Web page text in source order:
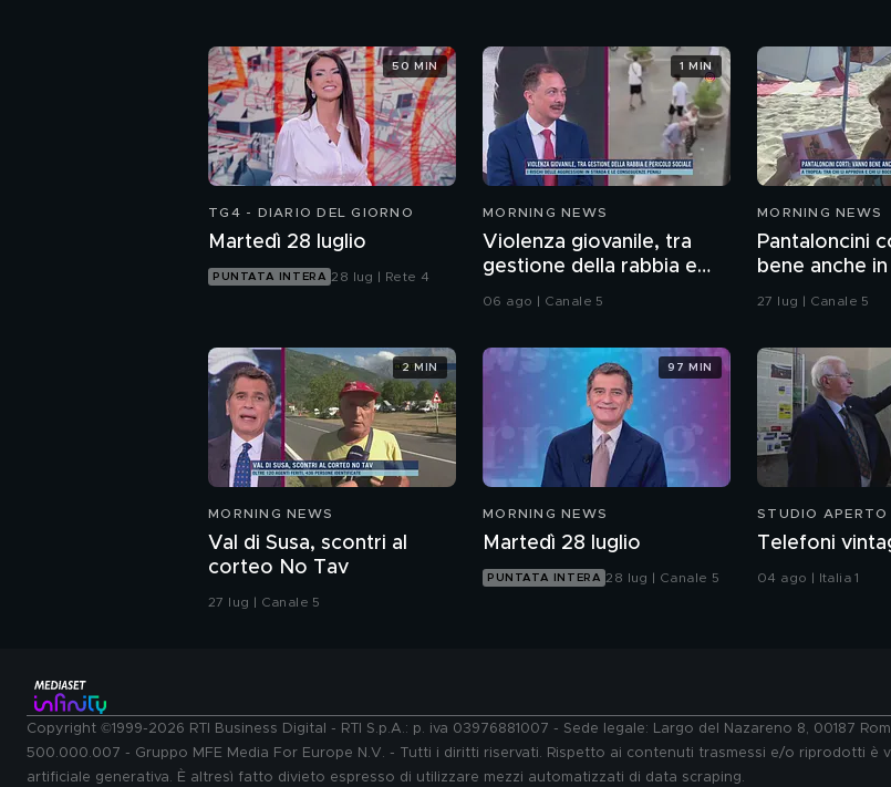
TG4 - DIARIO DEL GIORNO
Martedì 28 luglio
PUNTATA INTERA 28 lug | Rete 4
50 MIN
MORNING NEWS
Violenza giovanile, tra
gestione della rabbia e
pericolo sociale: parla il
06 ago | Canale 5
1 MIN
MORNING NEWS
Pantaloncini
bene anche
in spiaggia?
27 lug | Canale 5
MORNING NEWS
Val di Susa, scontri al
corteo No Tav
27 lug | Canale 5
2 MIN
MORNING NEWS
Martedì 28 luglio
PUNTATA INTERA 28 lug | Canale 5
97 MIN
STUDIO APERTO
Telefoni
04 ago | Italia 1
Copyright ©1999-2026 RTI Business Digital - RTI S.p.A.: p. iva 03976881007 - Sede legale: Largo del Nazareno 8, 00187
500.000.007 - Gruppo MFE Media For Europe N.V. - Tutti i diritti riservati. Rispetto ai contenuti trasmessi e/o riprodotti
artificiale generativa. È altresì fatto divieto espresso di utilizzare mezzi automatizzati di data scraping.